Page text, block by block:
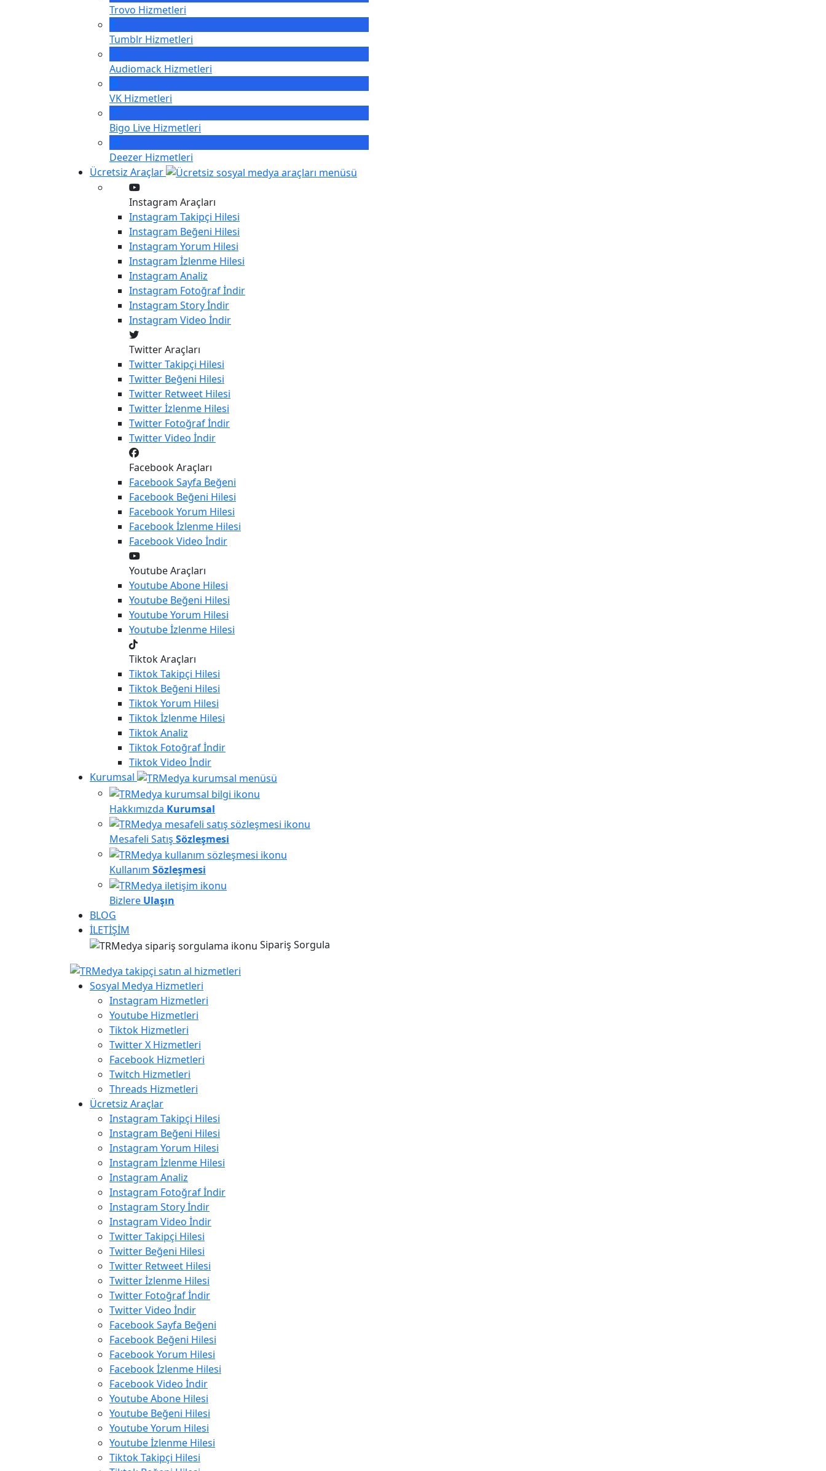
Trovo Hizmetleri
Tumblr Hizmetleri
Audiomack Hizmetleri
VK Hizmetleri
Bigo Live Hizmetleri
Deezer Hizmetleri
Ücretsiz Araçlar
Instagram Araçları
Instagram Takipçi Hilesi
Instagram Beğeni Hilesi
Instagram Yorum Hilesi
Instagram İzlenme Hilesi
Instagram Analiz
Instagram Fotoğraf İndir
Instagram Story İndir
Instagram Video İndir
Twitter Araçları
TwitterTakipçi Hilesi
Twitter Beğeni Hilesi
Twitter Retweet Hilesi
Twitterİzlenme Hilesi
Twitter Fotoğraf İndir
TwitterVideo İndir
Facebook Araçları
FacebookSayfa Beğeni
Facebook Beğeni Hilesi
FacebookYorum Hilesi
Facebookİzlenme Hilesi
FacebookVideo İndir
Youtube Araçları
YoutubeAbone Hilesi
Youtube Beğeni Hilesi
YoutubeYorum Hilesi
Youtubeİzlenme Hilesi
Tiktok Araçları
TiktokTakipçi Hilesi
Tiktok Beğeni Hilesi
TiktokYorum Hilesi
Tiktokİzlenme Hilesi
TiktokAnaliz
Tiktok Fotoğraf İndir
TiktokVideo İndir
Kurumsal
Hakkımızda Kurumsal
Mesafeli Satış Sözleşmesi
Kullanım Sözleşmesi
Bizlere Ulaşın
BLOG
İLETİŞİM
Sipariş Sorgula
Sosyal Medya Hizmetleri
Instagram Hizmetleri
Youtube Hizmetleri
Tiktok Hizmetleri
Twitter X Hizmetleri
Facebook Hizmetleri
Twitch Hizmetleri
Threads Hizmetleri
Ücretsiz Araçlar
Instagram Takipçi Hilesi
Instagram Beğeni Hilesi
Instagram Yorum Hilesi
Instagram İzlenme Hilesi
Instagram Analiz
Instagram Fotoğraf İndir
Instagram Story İndir
Instagram Video İndir
Twitter Takipçi Hilesi
Twitter Beğeni Hilesi
Twitter Retweet Hilesi
Twitter İzlenme Hilesi
Twitter Fotoğraf İndir
Twitter Video İndir
Facebook Sayfa Beğeni
Facebook Beğeni Hilesi
Facebook Yorum Hilesi
Facebook İzlenme Hilesi
Facebook Video İndir
Youtube Abone Hilesi
Youtube Beğeni Hilesi
Youtube Yorum Hilesi
Youtube İzlenme Hilesi
Tiktok Takipçi Hilesi